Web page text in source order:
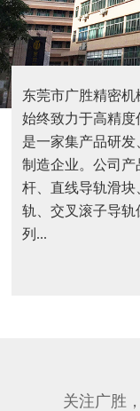
东莞市广胜精密机
始终致力于高精度
是一家集产品研
制造企业。公司
杆、直线导轨滑
轨、交叉滚子导
列...
关注广胜